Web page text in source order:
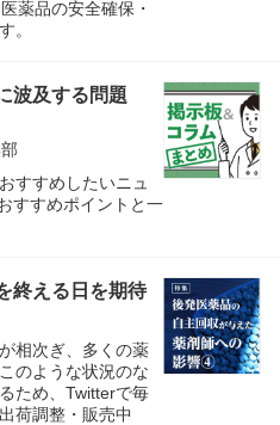
薬品の安全確保・
。
波及する問題
すすめしたいニュ
すすめポイントと一
終える日を期待
相次ぎ、多くの薬
のような状況のな
ため、Twitterで毎
荷調整・販売中